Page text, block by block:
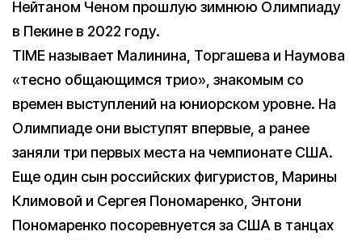
Нейтаном Ченом прошлую зимнюю Олимпиаду
в Пекине в 2022 году.
TIME называет Малинина, Торгашева и Наумова
«тесно общающимся трио», знакомым со
времен выступлений на юниорском уровне. На
Олимпиаде они выступят впервые, а ранее
заняли три первых места на чемпионате США.
Еще один сын российских фигуристов, Марины
Климовой и Сергея Пономаренко, Энтони
Пономаренко посоревнуется за США в танцах